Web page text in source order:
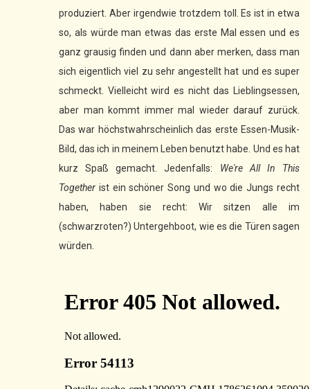
produziert. Aber irgendwie trotzdem toll. Es ist in etwa
so, als würde man etwas das erste Mal essen und es
ganz grausig finden und dann aber merken, dass man
sich eigentlich viel zu sehr angestellt hat und es super
schmeckt. Vielleicht wird es nicht das Lieblingsessen,
aber man kommt immer mal wieder darauf zurück.
Das war höchstwahrscheinlich das erste Essen-Musik-
Bild, das ich in meinem Leben benutzt habe. Und es hat
kurz Spaß gemacht. Jedenfalls: We're All In This
Together ist ein schöner Song und wo die Jungs recht
haben, haben sie recht: Wir sitzen alle im
(schwarzroten?) Untergehboot, wie es die Türen sagen
würden.